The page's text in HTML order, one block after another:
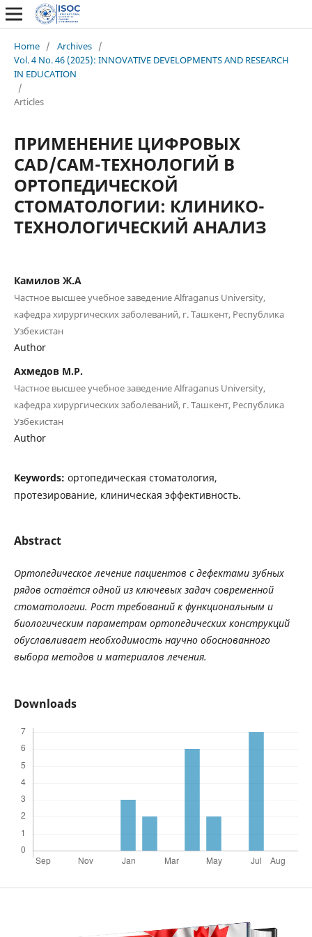
Home / Archives /
Vol. 4 No. 46 (2025): INNOVATIVE DEVELOPMENTS AND RESEARCH
IN EDUCATION
/
Articles
ПРИМЕНЕНИЕ ЦИФРОВЫХ
CAD/CAM-ТЕХНОЛОГИЙ В
ОРТОПЕДИЧЕСКОЙ
СТОМАТОЛОГИИ: КЛИНИКО-
ТЕХНОЛОГИЧЕСКИЙ АНАЛИЗ
Камилов Ж.А
Частное высшее учебное заведение Alfraganus University,
кафедра хирургических заболеваний, г. Ташкент, Республика
Узбекистан
Author
Ахмедов М.Р.
Частное высшее учебное заведение Alfraganus University,
кафедра хирургических заболеваний, г. Ташкент, Республика
Узбекистан
Author
Keywords: ортопедическая стоматология,
протезирование, клиническая эффективность.
Abstract
Ортопедическое лечение пациентов с дефектами зубных
рядов остаётся одной из ключевых задач современной
стоматологии. Рост требований к функциональным и
биологическим параметрам ортопедических конструкций
обуславливает необходимость научно обоснованного
выбора методов и материалов лечения.
Downloads